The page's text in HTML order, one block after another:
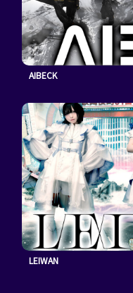
AIBECK
LEIWAN